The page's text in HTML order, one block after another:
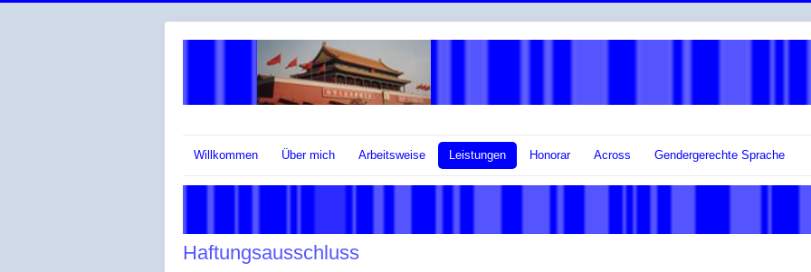
Willkommen Über mich Arbeitsweise Leistungen Honorar Across Gendergerechte Sprache
Haftungsausschluss